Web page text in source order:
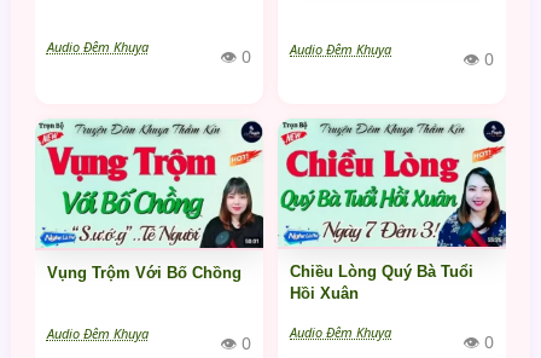
Audio Đêm Khuya 👁 0 Audio Đêm Khuya 👁 0
Vụng Trộm Với Bố Chồng
Audio Đêm Khuya 👁 0
Chiều Lòng Quý Bà Tuổi
Hồi Xuân
Audio Đêm Khuya 👁 0